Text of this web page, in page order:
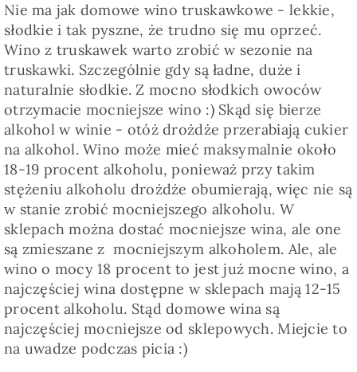
Nie ma jak domowe wino truskawkowe - lekkie,
słodkie i tak pyszne, że trudno się mu oprzeć.
Wino z truskawek warto zrobić w sezonie na
truskawki. Szczególnie gdy są ładne, duże i
naturalnie słodkie. Z mocno słodkich owoców
otrzymacie mocniejsze wino :) Skąd się bierze
alkohol w winie - otóż drożdże przerabiają cukier
na alkohol. Wino może mieć maksymalnie około
18-19 procent alkoholu, ponieważ przy takim
stężeniu alkoholu drożdże obumierają, więc nie są
w stanie zrobić mocniejszego alkoholu. W
sklepach można dostać mocniejsze wina, ale one
są zmieszane z mocniejszym alkoholem. Ale, ale
wino o mocy 18 procent to jest już mocne wino, a
najczęściej wina dostępne w sklepach mają 12-15
procent alkoholu. Stąd domowe wina są
najczęściej mocniejsze od sklepowych. Miejcie to
na uwadze podczas picia :)